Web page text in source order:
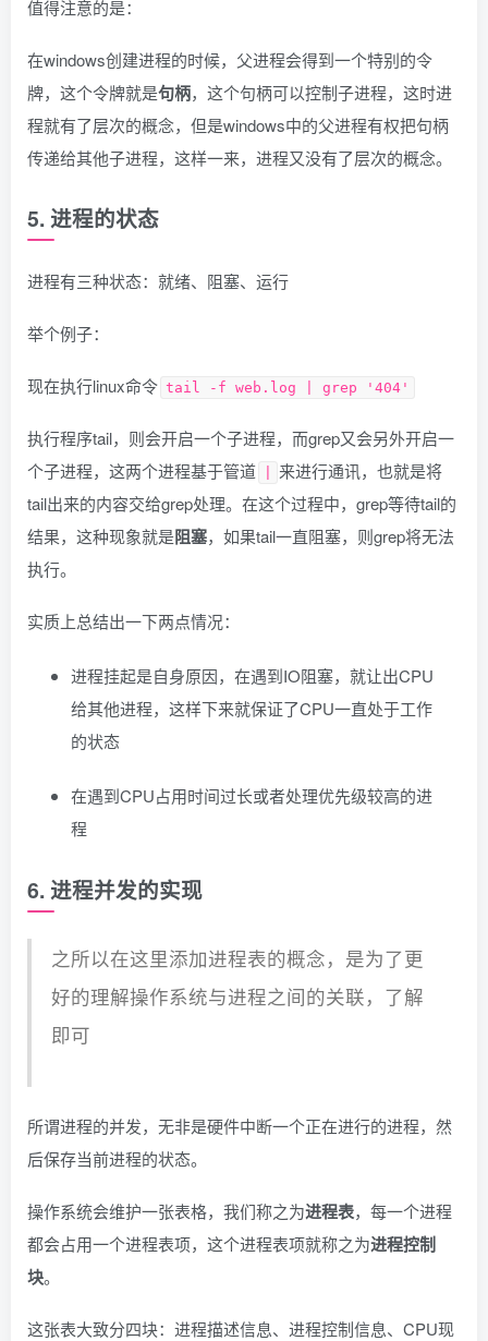
值得注意的是：
在windows创建进程的时候，父进程会得到一个特别的令
牌，这个令牌就是句柄，这个句柄可以控制子进程，这时进
程就有了层次的概念，但是windows中的父进程有权把句柄
传递给其他子进程，这样一来，进程又没有了层次的概念。
5. 进程的状态
进程有三种状态：就绪、阻塞、运行
举个例子：
现在执行linux命令 tail -f web.log | grep '404'
执行程序tail，则会开启一个子进程，而grep又会另外开启一
个子进程，这两个进程基于管道
来进行通讯，也就是将
tail出来的内容交给grep处理。在这个过程中，grep等待tail的
结果，这种现象就是阻塞，如果tail一直阻塞，则grep将无法
执行。
实质上总结出一下两点情况：
进程挂起是自身原因，在遇到IO阻塞，就让出CPU
给其他进程，这样下来就保证了CPU一直处于工作
的状态
在遇到CPU占用时间过长或者处理优先级较高的进
程
6. 进程并发的实现
之所以在这里添加进程表的概念，是为了更
好的理解操作系统与进程之间的关联，了解
即可
所谓进程的并发，无非是硬件中断一个正在进行的进程，然
后保存当前进程的状态。
操作系统会维护一张表格，我们称之为进程表，每一个进程
都会占用一个进程表项，这个进程表项就称之为进程控制
块。
这张表大致分四块：进程描述信息、进程控制信息、CPU现